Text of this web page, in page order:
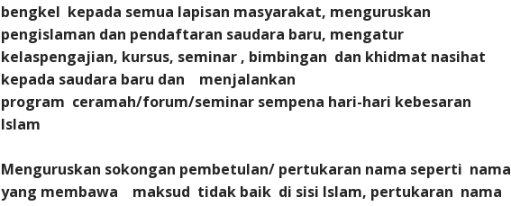
bengkel kepada semua lapisan masyarakat, menguruskan
pengislaman dan pendaftaran saudara baru, mengatur
kelaspengajian, kursus, seminar , bimbingan dan khidmat nasihat
kepada saudara baru dan menjalankan
program ceramah/forum/seminar sempena hari-hari kebesaran
Islam
Menguruskan sokongan pembetulan/ pertukaran nama seperti nama
yang membawa maksud tidak baik di sisi Islam, pertukaran nama